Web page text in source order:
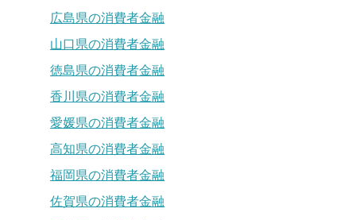
広島県の消費者金融
山口県の消費者金融
徳島県の消費者金融
香川県の消費者金融
愛媛県の消費者金融
高知県の消費者金融
福岡県の消費者金融
佐賀県の消費者金融